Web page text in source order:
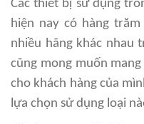
Các thiết bị sử dụng
hiện nay có hàng
nhiều hãng khác nhau
cũng mong muốn
cho khách hàng của
lựa chọn sử dụng loại